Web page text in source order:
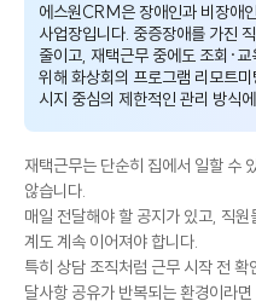
에스원CRM은 장애인과 비장애
사업장입니다. 중증장애를 가진
줄이고, 재택근무 중에도 조회·
위해 화상회의 프로그램 리모트
시지 중심의 제한적인 관리 방식
재택근무는 단순히 집에서 일할 수
않습니다.
매일 전달해야 할 공지가 있고, 직원
계도 계속 이어져야 합니다.
특히 상담 조직처럼 근무 시작 전